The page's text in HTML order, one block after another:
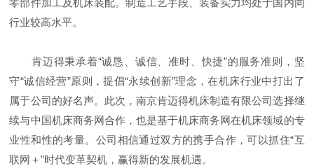
行业较高水平。
肯迈得秉承着“诚恳、诚信、准时、快捷”的服务准则，坚
守“诚信经营”原则，提倡“永续创新”理念，在机床行业中打出了
属于公司的好名声。此次，南京肯迈得机床制造有限公司选择继
续与中国机床商务网合作，也是基于机床商务网在机床领域的专
业性和性的考量。公司相信通过双方的携手合作，可以抓住“互
联网＋”时代变革契机，赢得新的发展机遇。